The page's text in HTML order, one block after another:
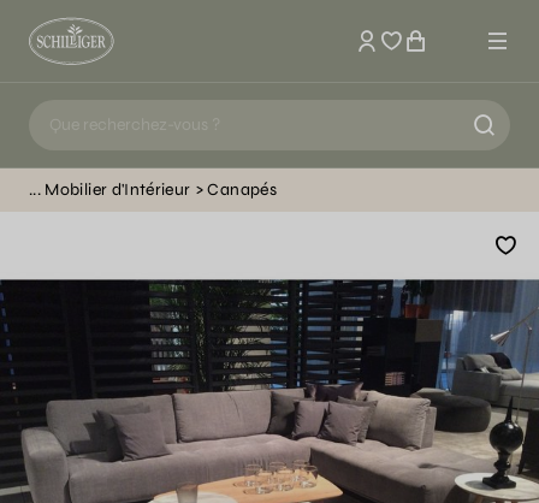
Mon compte
Mobilier d'Intérieur Canapés